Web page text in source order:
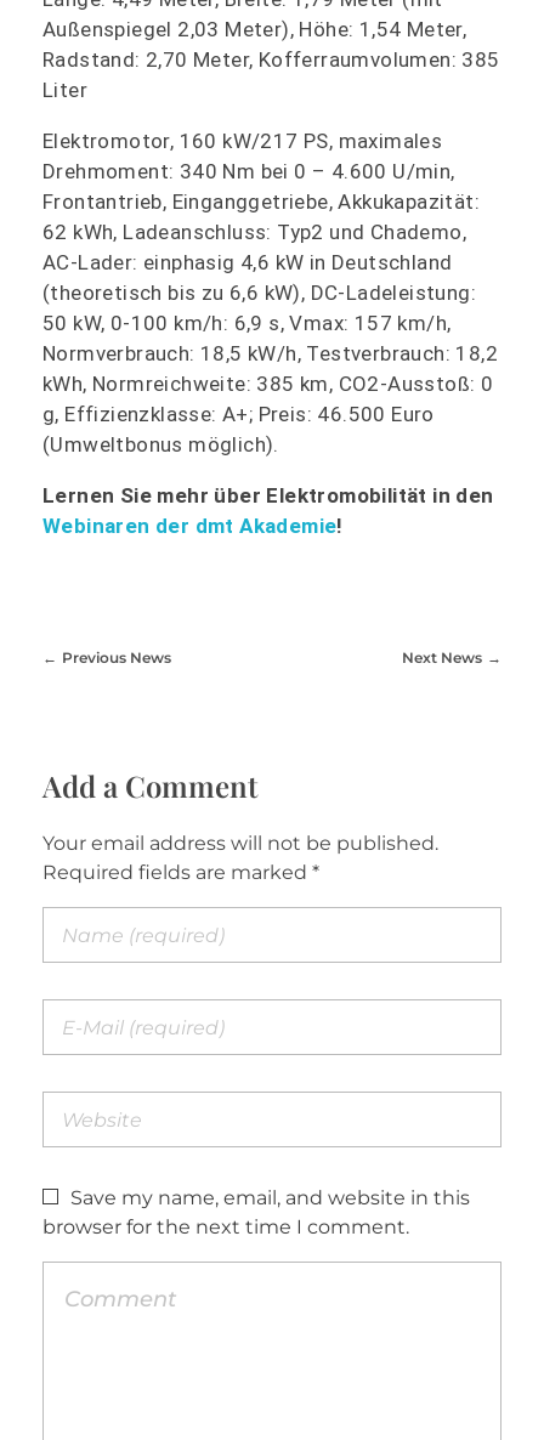
Außenspiegel 2,03 Meter), Höhe: 1,54 Meter,
Radstand: 2,70 Meter, Kofferraumvolumen: 385
Liter
Elektromotor, 160 kW/217 PS, maximales
Drehmoment: 340 Nm bei 0 – 4.600 U/min,
Frontantrieb, Einganggetriebe, Akkukapazität:
62 kWh, Ladeanschluss: Typ2 und Chademo,
AC-Lader: einphasig 4,6 kW in Deutschland
(theoretisch bis zu 6,6 kW), DC-Ladeleistung:
50 kW, 0-100 km/h: 6,9 s, Vmax: 157 km/h,
Normverbrauch: 18,5 kW/h, Testverbrauch: 18,2
kWh, Normreichweite: 385 km, CO2-Ausstoß: 0
g, Effizienzklasse: A+; Preis: 46.500 Euro
(Umweltbonus möglich).
Lernen Sie mehr über Elektromobilität in den
Webinaren der dmt Akademie!
Previous News Next News
Add a Comment
Your email address will not be published.
Required fields are marked *
Save my name, email, and website in this
browser for the next time I comment.